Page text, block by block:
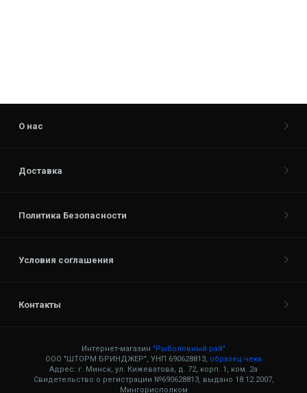
О нас
Доставка
Политика Безопасности
Условия соглашения
Контакты
Интернет-магазин "Рыболовный рай"
ООО "ШТОРМ БРИНДЖЕР", УНП 690628813, образец чека
Адрес: г. Минск, ул. Кижеватова, д. 72, корп. 1, ком. 2а
Свидетельство о регистрации №690628813, выдано 18.12.2007,
Мингорисполком